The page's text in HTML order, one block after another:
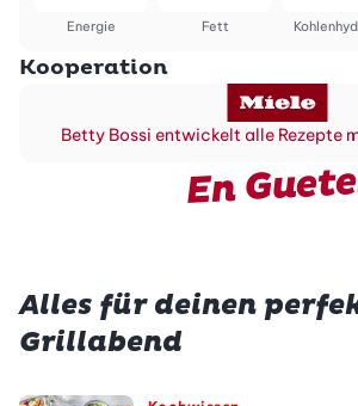
Energie Fett
Kooperation
Betty Bossi entwickelt alle Rezepte
En
Alles für deinen
Grillabend